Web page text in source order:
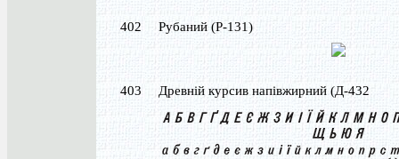
402 Рубаний (Р-131)
403 Древній курсив напівжирний (Д-432